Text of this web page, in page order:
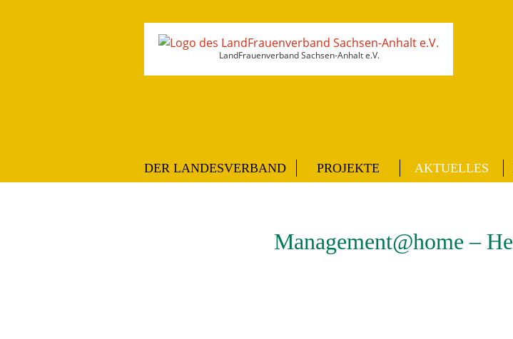
LandFrauenverband Sachsen-Anhalt e.V.
DER LANDESVERBAND PROJEKTE AKTUELLES
Management@home –